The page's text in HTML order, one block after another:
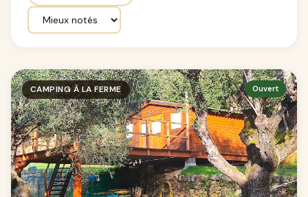
CAMPING À LA FERME Ouvert